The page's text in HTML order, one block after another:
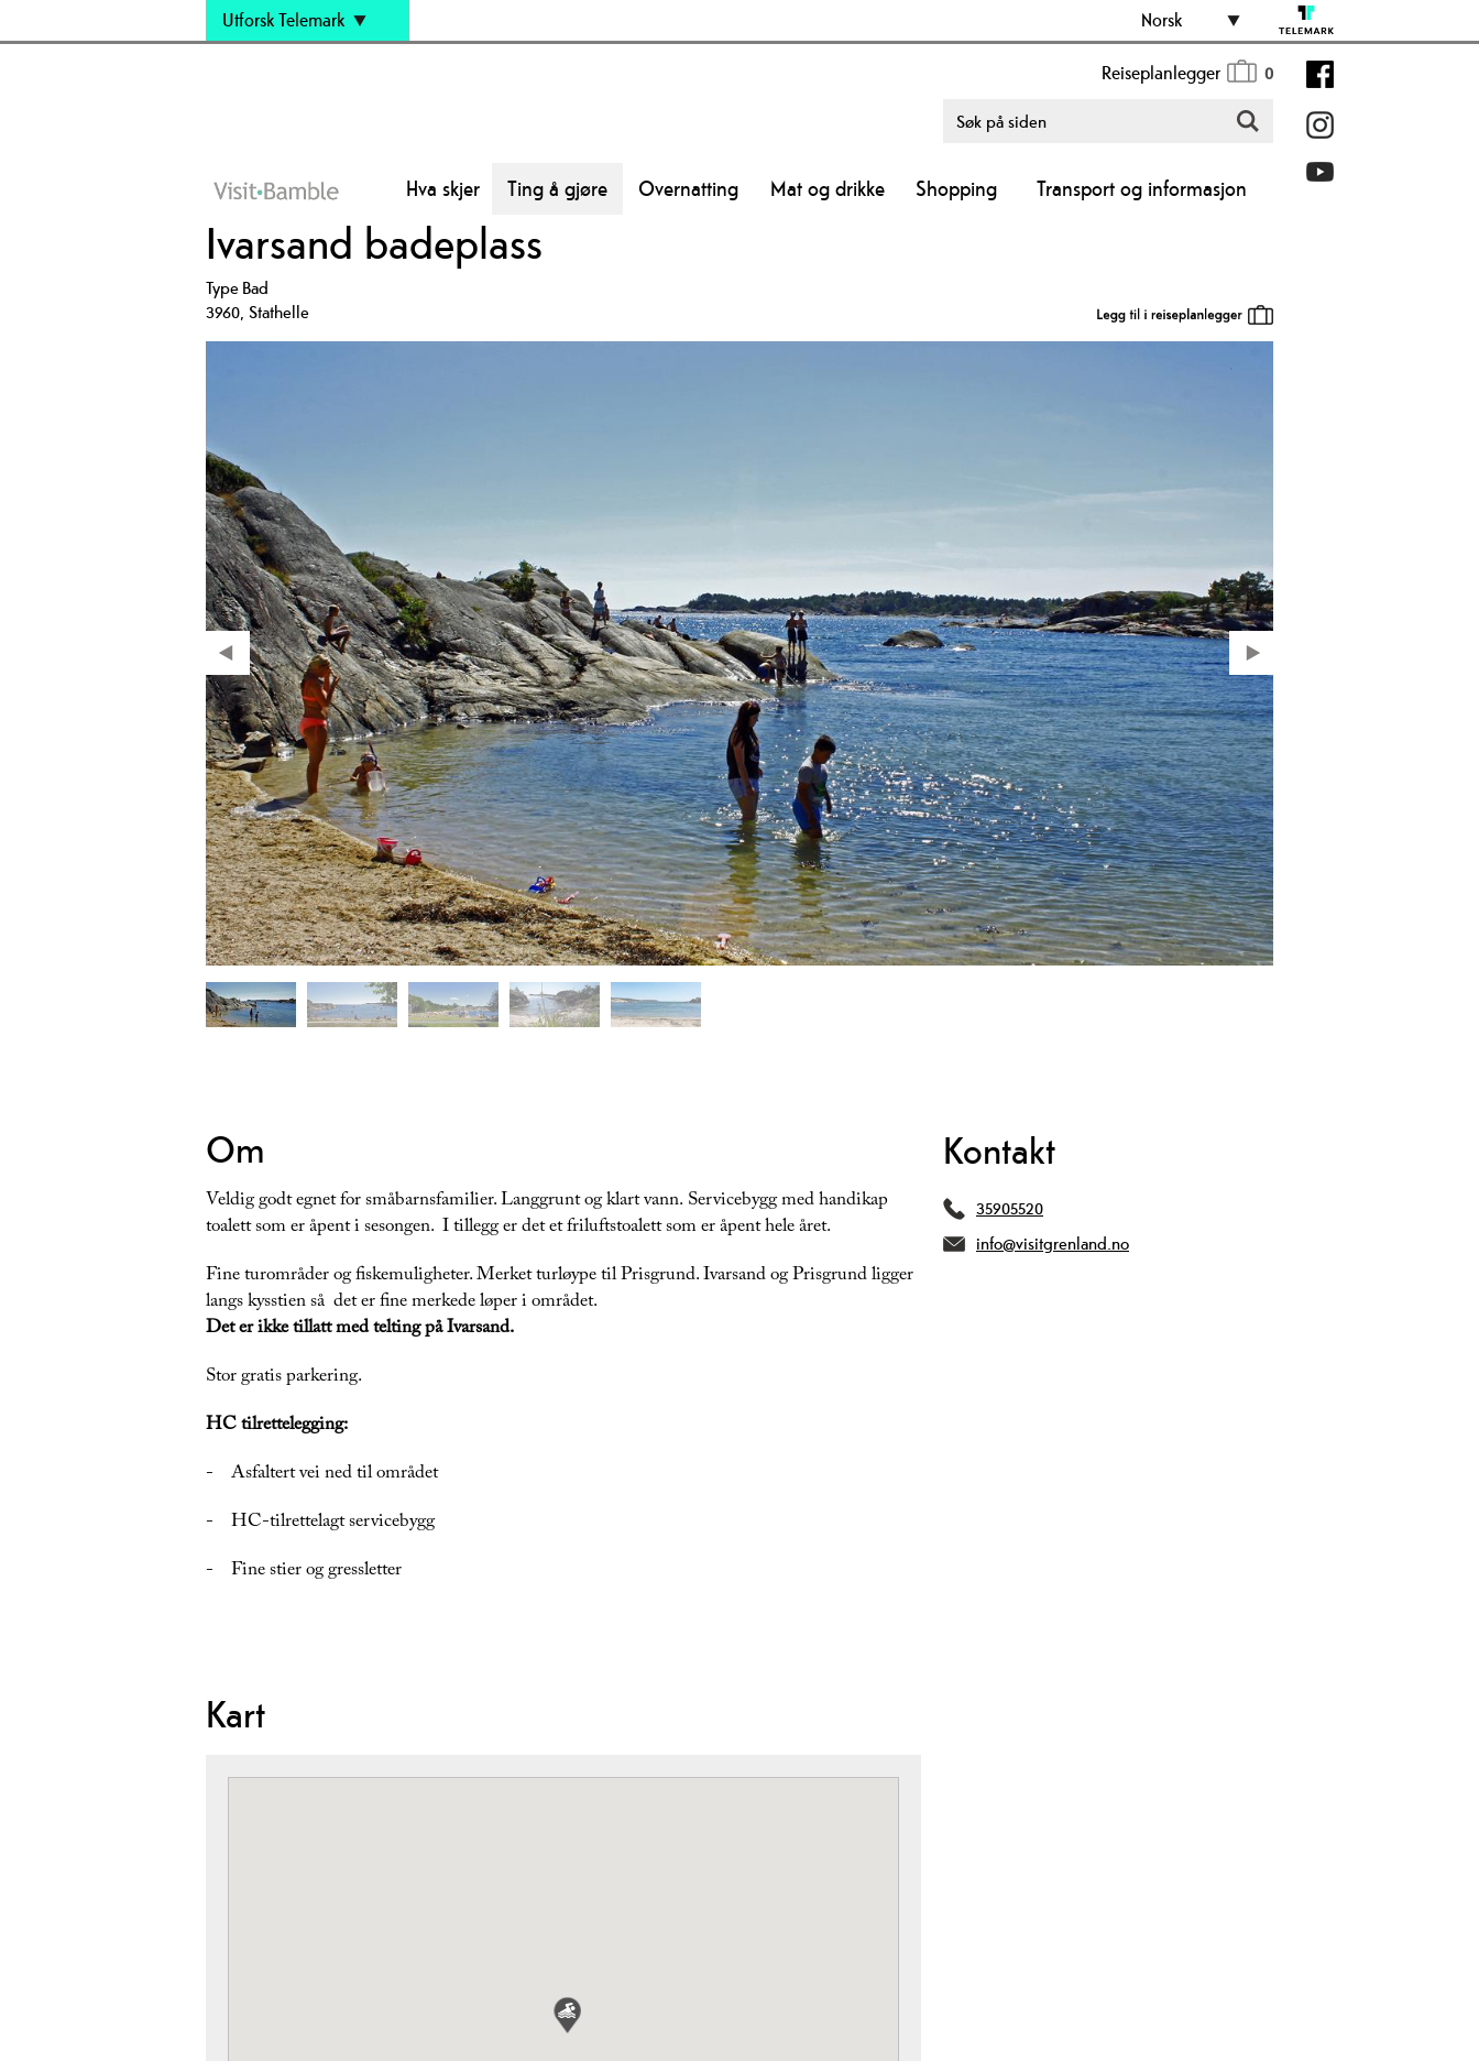
Utforsk Telemark Norsk
Reiseplanlegger 0
Hva skjer Ting å gjøre Overnatting Mat og drikke Shopping Transport og informasjon
Ivarsand badeplass
TypeBad
3960, Stathelle
Om
Veldig godt egnet for småbarnsfamilier. Langgrunt og klart vann. Servicebygg med handikap
toalett som er åpent i sesongen. I tillegg er det et friluftstoalett som er åpent hele året.
Fine turområder og fiskemuligheter. Merket turløype til Prisgrund. Ivarsand og Prisgrund ligger
langs kysstien så det er fine merkede løper i området.
Det er ikke tillatt med telting på Ivarsand.
Stor gratis parkering.
HC tilrettelegging:
- Asfaltert vei ned til området
- HC-tilrettelagt servicebygg
- Fine stier og gressletter
Kart
Kontakt
35905520
info@visitgrenland.no